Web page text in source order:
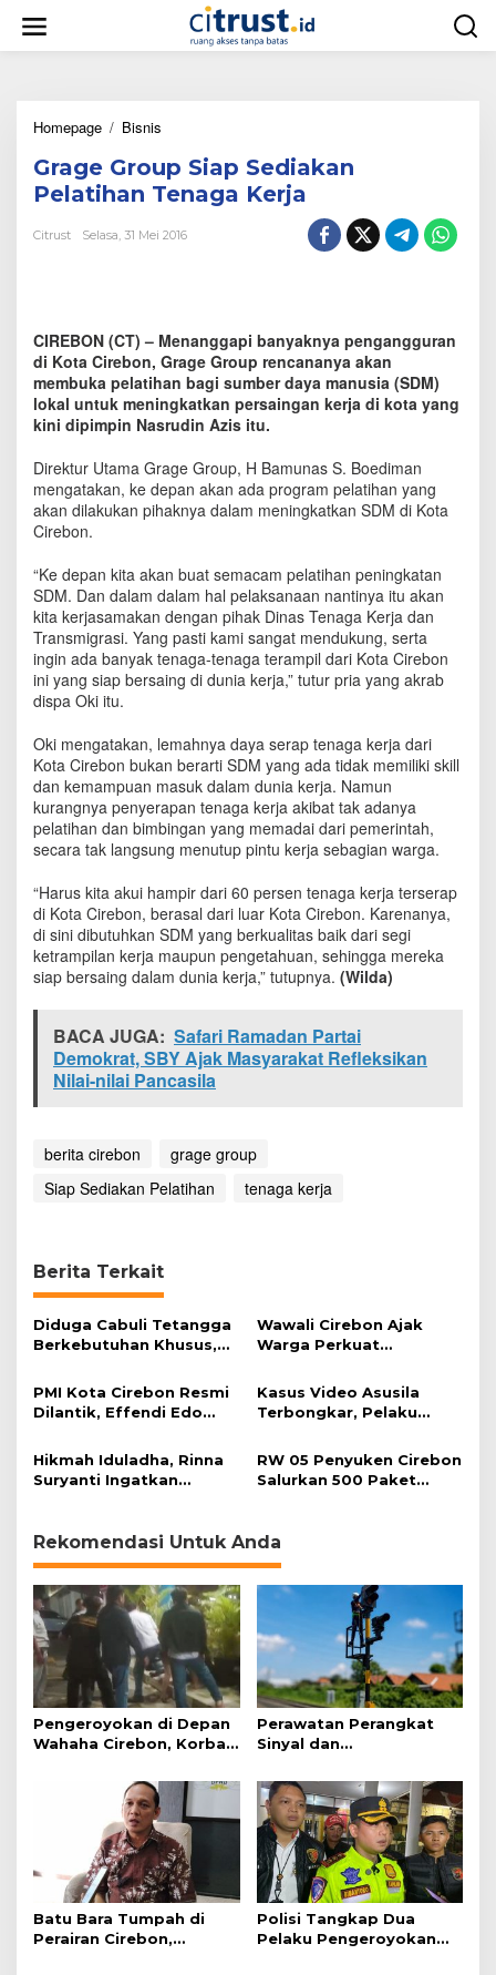
w
Homepage / Bisnis
a
g
e
G
r
i
a
p
S
e
i
a
k
e
l
a
t
i
h
T
e
n
a
g
a
K
e
r
j
a
Grage Group Siap Sediakan
Pelatihan Tenaga Kerja
Citrust Selasa, 31 Mei 2016
CIREBON (CT) – Menanggapi banyaknya pengangguran
di Kota Cirebon, Grage Group rencananya akan
membuka pelatihan bagi sumber daya manusia (SDM)
lokal untuk meningkatkan persaingan kerja di kota yang
kini dipimpin Nasrudin Azis itu.
Direktur Utama Grage Group, H Bamunas S. Boediman
mengatakan, ke depan akan ada program pelatihan yang
akan dilakukan pihaknya dalam meningkatkan SDM di Kota
Cirebon.
“Ke depan kita akan buat semacam pelatihan peningkatan
SDM. Dan dalam dalam hal pelaksanaan nantinya itu akan
kita kerjasamakan dengan pihak Dinas Tenaga Kerja dan
Transmigrasi. Yang pasti kami sangat mendukung, serta
ingin ada banyak tenaga-tenaga terampil dari Kota Cirebon
ini yang siap bersaing di dunia kerja,” tutur pria yang akrab
dispa Oki itu.
Oki mengatakan, lemahnya daya serap tenaga kerja dari
Kota Cirebon bukan berarti SDM yang ada tidak memiliki skill
dan kemampuan masuk dalam dunia kerja. Namun
kurangnya penyerapan tenaga kerja akibat tak adanya
pelatihan dan bimbingan yang memadai dari pemerintah,
secara tak langsung menutup pintu kerja sebagian warga.
“Harus kita akui hampir dari 60 persen tenaga kerja terserap
di Kota Cirebon, berasal dari luar Kota Cirebon. Karenanya,
di sini dibutuhkan SDM yang berkualitas baik dari segi
ketrampilan kerja maupun pengetahuan, sehingga mereka
siap bersaing dalam dunia kerja,” tutupnya. (Wilda)
BACA JUGA: Safari Ramadan Partai
Demokrat, SBY Ajak Masyarakat Refleksikan
Nilai-nilai Pancasila
berita cirebon
grage group
Siap Sediakan Pelatihan
tenaga kerja
Berita Terkait
Diduga Cabuli Tetangga
Berkebutuhan Khusus,
Wawali Cirebon Ajak
Warga Perkuat
Momentum Harjad ke-
599
PMI Kota Cirebon Resmi
Dilantik, Effendi Edo
Bencana
Kasus Video Asusila
Terbongkar, Pelaku
Korban Baru
Hikmah Iduladha, Rinna
Suryanti Ingatkan
RW 05 Penyuken Cirebon
Salurkan 500 Paket
Rekomendasi Untuk Anda
Pengeroyokan di Depan
Wahaha Cirebon, Korban
Perawatan Perangkat
Sinyal dan
Perjalanan Kereta Api
Batu Bara Tumpah di
Perairan Cirebon,
Polisi Tangkap Dua
Pelaku Pengeroyokan